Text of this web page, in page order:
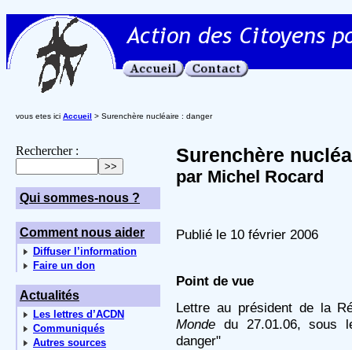
vous etes ici Accueil > Surenchère nucléaire : danger
Rechercher :
Qui sommes-nous ?
Comment nous aider
Diffuser l’information
Faire un don
Actualités
Les lettres d’ACDN
Communiqués
Autres sources
Surenchère
par Michel Rocard
Publié le 10 février 2006
Point de vue
Lettre au président de la
Monde du 27.01.06, sous
danger"